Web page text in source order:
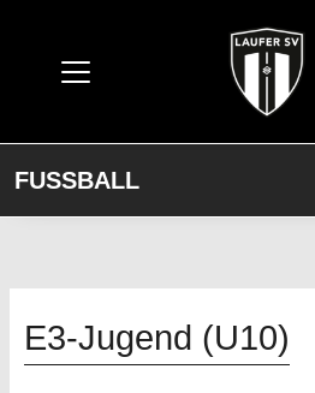
FUSSBALL
E3-Jugend (U10)